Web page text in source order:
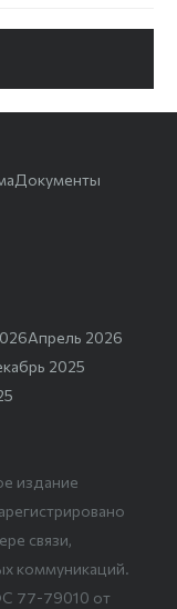
Документы
Апрель 2026
2025
издание
связи,
коммуникаций.
77-79010 от